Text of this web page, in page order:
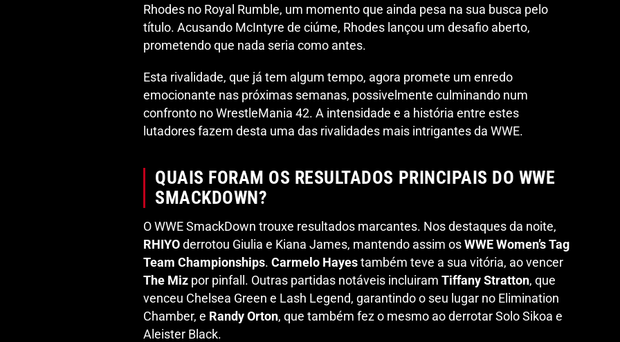
Rhodes no Royal Rumble, um momento que ainda pesa na sua busca pelo
título. Acusando McIntyre de ciúme, Rhodes lançou um desafio aberto,
prometendo que nada seria como antes.
Esta rivalidade, que já tem algum tempo, agora promete um enredo
emocionante nas próximas semanas, possivelmente culminando num
confronto no WrestleMania 42. A intensidade e a história entre estes
lutadores fazem desta uma das rivalidades mais intrigantes da WWE.
QUAIS FORAM OS RESULTADOS PRINCIPAIS DO WWE
SMACKDOWN?
O WWE SmackDown trouxe resultados marcantes. Nos destaques da noite,
RHIYO derrotou Giulia e Kiana James, mantendo assim os WWE Women’s Tag
Team Championships. Carmelo Hayes também teve a sua vitória, ao vencer
The Miz por pinfall. Outras partidas notáveis incluiram Tiffany Stratton, que
venceu Chelsea Green e Lash Legend, garantindo o seu lugar no Elimination
Chamber, e Randy Orton, que também fez o mesmo ao derrotar Solo Sikoa e
Aleister Black.